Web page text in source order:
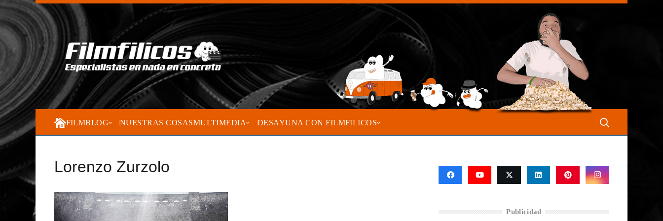
FILMBLOG NUESTRAS COSASMULTIMEDIA DESAYUNA CON FILMFILICOS
Lorenzo Zurzolo
Publicidad